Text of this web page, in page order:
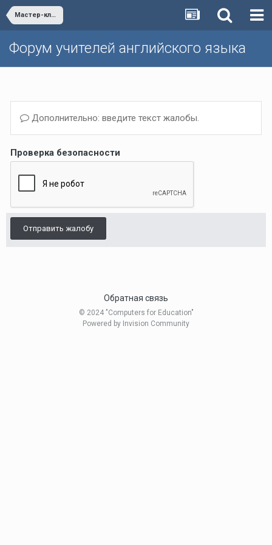
Мастер-классы
Форум учителей английского языка
Дополнительно: введите текст жалобы.
Проверка безопасности
Отправить жалобу
Обратная связь
© 2024 "Computers for Education"
Powered by Invision Community